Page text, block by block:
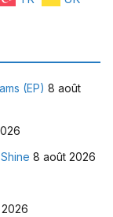
(EP) 8 août
8 août 2026